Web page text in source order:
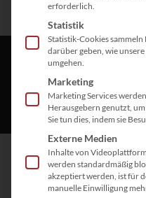
Social Media
erforderlich.
Statistik
Statistik-Cookies
darüber geben, wie
umgehen.
Marketing
Marketing Services
Herausgebern genutzt,
Sie tun dies, indem sie
Externe Medien
Inhalte von
werden standardmäßig
akzeptiert werden, ist für
manuelle Einwilligung